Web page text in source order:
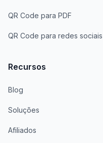
QR Code para PDF
QR Code para redes sociais
Recursos
Blog
Soluções
Afiliados